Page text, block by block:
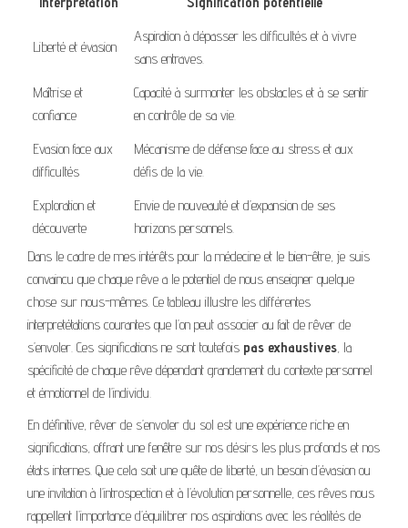
Liberté et évasion
Aspiration à dépasser les difficultés et à vivre
sans entraves.
Maîtrise et
confiance
Capacité à surmonter les obstacles et à se sentir
en contrôle de sa vie.
Evasion face aux
difficultés
Mécanisme de défense face au stress et aux
défis de la vie.
Exploration et
découverte
Envie de nouveauté et d’expansion de ses
horizons personnels.
Dans le cadre de mes intérêts pour la médecine et le bien-être, je suis
convaincu que chaque rêve a le potentiel de nous enseigner quelque
chose sur nous-mêmes. Ce tableau illustre les différentes
interpretétations courantes que l’on peut associer au fait de rêver de
s’envoler. Ces significations ne sont toutefois pas exhaustives, la
spécificité de chaque rêve dépendant grandement du contexte personnel
et émotionnel de l’individu.
En définitive, rêver de s’envoler du sol est une expérience riche en
significations, offrant une fenêtre sur nos désirs les plus profonds et nos
états internes. Que cela soit une quête de liberté, un besoin d’évasion ou
une invitation à l’introspection et à l’évolution personnelle, ces rêves nous
rappellent l’importance d’équilibrer nos aspirations avec les réalités de